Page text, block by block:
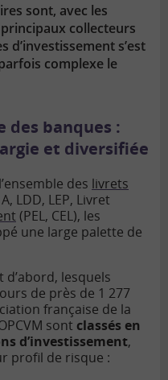
sont, avec les
principaux collecteurs
d’investissement s’est
complexe le
des banques :
et diversifiée
des livrets
LDD, LEP, Livret
(PEL, CEL), les
une large palette de
d’abord, lesquels
de près de 1 277
française de la
sont classés en
d’investissement,
profil de risque :